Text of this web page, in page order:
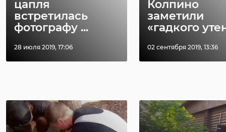
цапля
встретилась
фотографу ...
28 июля 2019, 17:06
Колпино
заметили
«гадкого
02 сентября 2019, 13:36
Поделиться статьей:
Жесть... А если
учения? А потом
начните думать
головой..